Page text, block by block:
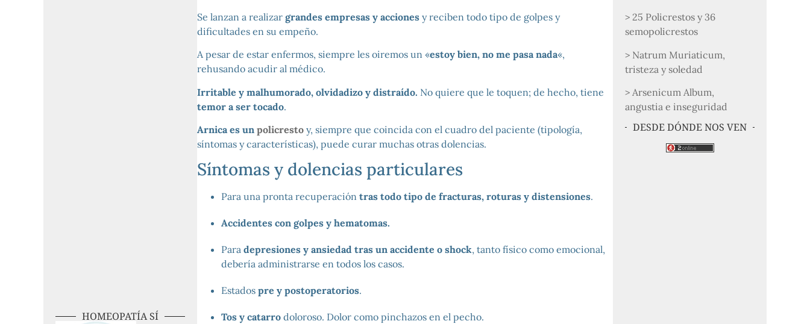
HOMEOPATÍA SÍ
Se lanzan a realizar grandes empresas y accionesy reciben todo tipo de golpes y
dificultades en su empeño.
A pesar de estar enfermos, siempre les oiremos un «estoy bien, no me pasa nada«,
rehusando acudir al médico.
Irritable y malhumorado, olvidadizo y distraído. No quiere que le toquen; de hecho, tiene
temor a ser tocado.
Arnica es un policrestoy, siempre que coincida con el cuadro del paciente (tipología,
síntomas y características), puede curar muchas otras dolencias.
Síntomas y dolencias particulares
Para una pronta recuperación tras todo tipo de fracturas, roturas y distensiones.
Accidentes con golpes y hematomas.
Para depresiones y ansiedad tras un accidente o shock, tanto físico como emocional,
debería administrarse en todos los casos.
Estados pre y postoperatorios.
Tos y catarrodoloroso. Dolor como pinchazos en el pecho.
> 25 Policrestos y 36
semopolicrestos
> Natrum Muriaticum,
tristeza y soledad
> Arsenicum Album,
angustia e inseguridad
DESDE DÓNDE NOS VEN